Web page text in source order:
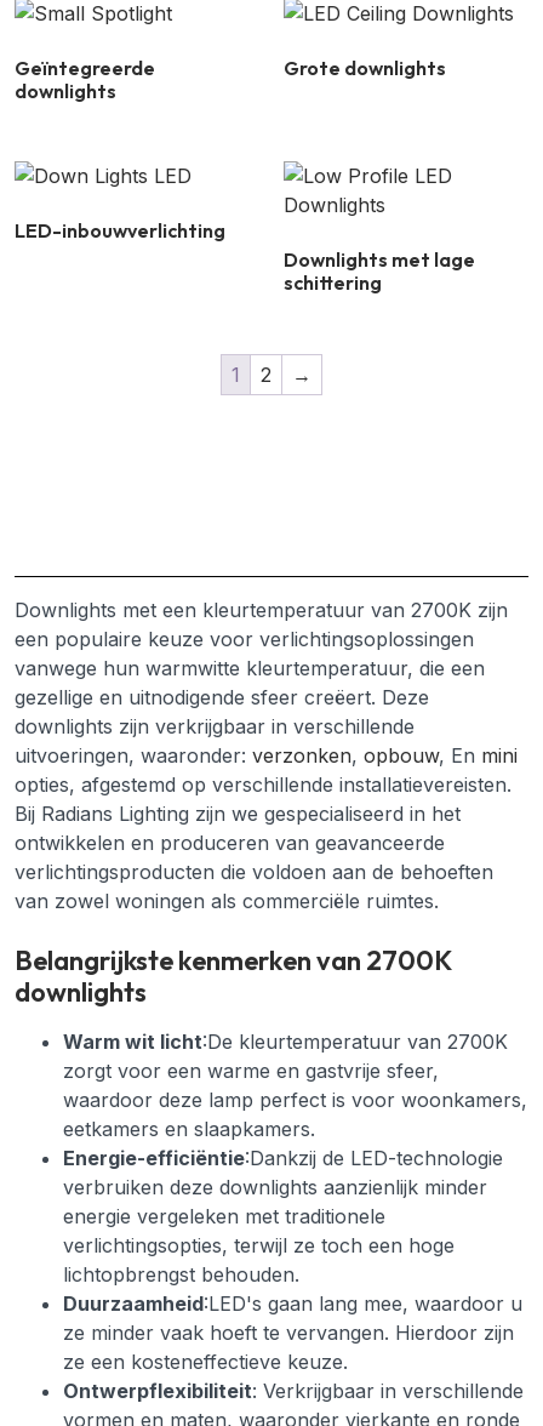
Geïntegreerde
downlights
Grote downlights
LED-inbouwverlichting
Downlights met lage
schittering
1 2 →
Downlights met een kleurtemperatuur van 2700K zijn
een populaire keuze voor verlichtingsoplossingen
vanwege hun warmwitte kleurtemperatuur, die een
gezellige en uitnodigende sfeer creëert. Deze
downlights zijn verkrijgbaar in verschillende
uitvoeringen, waaronder: verzonken, opbouw, En mini
opties, afgestemd op verschillende installatievereisten.
Bij Radians Lighting zijn we gespecialiseerd in het
ontwikkelen en produceren van geavanceerde
verlichtingsproducten die voldoen aan de behoeften
van zowel woningen als commerciële ruimtes.
Belangrijkste kenmerken van 2700K
downlights
Warm wit licht:De kleurtemperatuur van 2700K
zorgt voor een warme en gastvrije sfeer,
waardoor deze lamp perfect is voor woonkamers,
eetkamers en slaapkamers.
Energie-efficiëntie:Dankzij de LED-technologie
verbruiken deze downlights aanzienlijk minder
energie vergeleken met traditionele
verlichtingsopties, terwijl ze toch een hoge
lichtopbrengst behouden.
Duurzaamheid:LED's gaan lang mee, waardoor u
ze minder vaak hoeft te vervangen. Hierdoor zijn
ze een kosteneffectieve keuze.
Ontwerpflexibiliteit: Verkrijgbaar in verschillende
vormen en maten, waaronder vierkante en ronde